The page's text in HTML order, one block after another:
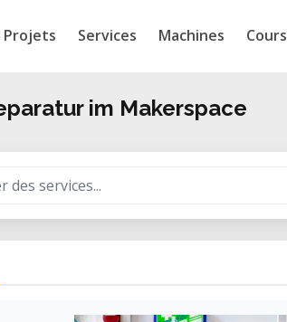
Projets Services Machines Cours
im Makerspace